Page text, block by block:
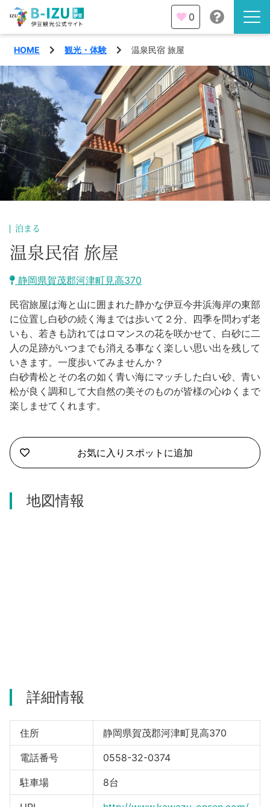
伊豆半島を知る
伊豆のみどころ
みる
あそぶ
あじわう
観光・体験
イベント
エリア
熱海市
沼津市
三島市
南伊豆町
函南町
西伊豆町
伊豆の国市
東伊豆町
特集
旅の計画
モデルコース
宿泊・予約
旅程作成
AIルートプランナー
アクセス
日本語
合同会社説明会
伊豆ワーケーション
0
HOME 観光・体験 温泉民宿 旅屋
泊まる
温泉民宿 旅屋
静岡県賀茂郡河津町見高370
民宿旅屋は海と山に囲まれた静かな伊豆今井浜海岸の東部
に位置し白砂の続く海までは歩いて２分、四季を問わず老
いも、若きも訪れてはロマンスの花を咲かせて、白砂に二
人の足跡がいつまでも消える事なく楽しい思い出を残して
いきます。一度歩いてみませんか？
白砂青松とその名の如く青い海にマッチした白い砂、青い
松が良く調和して大自然の美そのものが皆様の心ゆくまで
楽しませてくれます。
お気に入りスポットに追加
地図情報
詳細情報
住所 静岡県賀茂郡河津町見高370
電話番号 0558-32-0374
駐車場 8台